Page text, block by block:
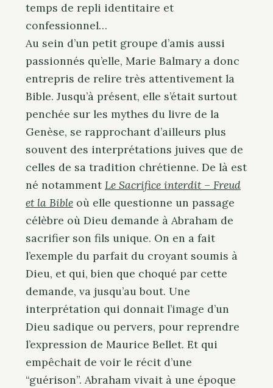
temps de repli identitaire et
confessionnel…
Au sein d’un petit groupe d’amis aussi
passionnés qu’elle, Marie Balmary a donc
entrepris de relire très attentivement la
Bible. Jusqu’à présent, elle s’était surtout
penchée sur les mythes du livre de la
Genèse, se rapprochant d’ailleurs plus
souvent des interprétations juives que de
celles de sa tradition chrétienne. De là est
né notamment Le Sacrifice interdit – Freud
et la Bible où elle questionne un passage
célèbre où Dieu demande à Abraham de
sacrifier son fils unique. On en a fait
l’exemple du parfait du croyant soumis à
Dieu, et qui, bien que choqué par cette
demande, va jusqu’au bout. Une
interprétation qui donnait l’image d’un
Dieu sadique ou pervers, pour reprendre
l’expression de Maurice Bellet. Et qui
empêchait de voir le récit d’une
“guérison”. Abraham vivait à une époque